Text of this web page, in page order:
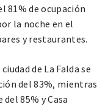
81% de ocupación
la noche en el
y restaurantes.
de La Falda se
del 83%, mientras
85% y Casa